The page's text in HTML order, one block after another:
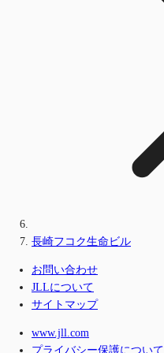
長崎フコク生命ビル
お問い合わせ
JLLについて
サイトマップ
www.jll.com
プライバシー保護について